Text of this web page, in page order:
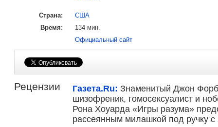
Страна:
США
Время:
134 мин.
Официальный сайт
Номинация «Лучшая
Рецензии Газета.Ru: Знаменитый Джон
шизофреник, гомосексуалист и
Рона Хоуарда «Игры разума»
рассеянным милашкой под ручку